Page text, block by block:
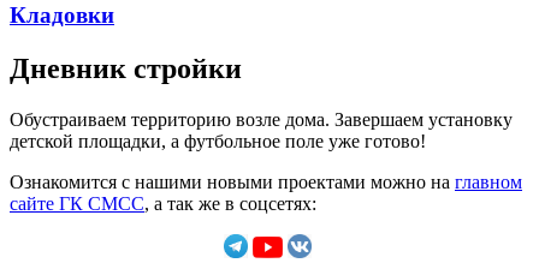
Кладовки
Дневник стройки
Обустраиваем территорию возле дома. Завершаем установку
детской площадки, а футбольное поле уже готово!
Ознакомится с нашими новыми проектами можно на главном
сайте ГК СМСС, а так же в соцсетях: